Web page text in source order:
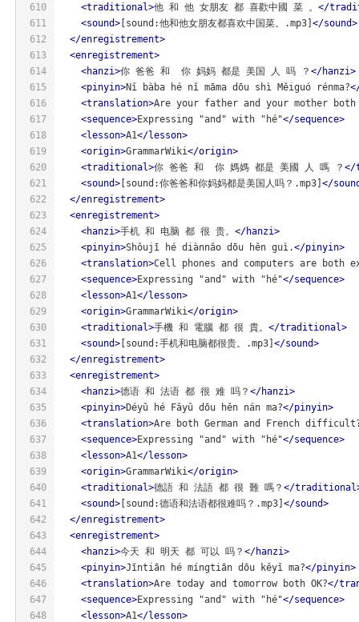
610
611
612
613
614
615
616
617
618
619
620
621
622
623
624
625
626
627
628
629
630
631
632
633
634
635
636
637
638
639
640
641
642
643
644
645
646
647
648
<traditional>他 和 他 女朋友 都 喜歡中國 菜 。 </
<sound> [sound:他和他女朋友都喜欢中国菜。.mp3] </sound>
</enregistrement>
<enregistrement>
<hanzi>你 爸爸 和  你 妈妈 都是 美国 人 吗 ？ </hanzi>
<pinyin>Nǐ bàba hé nǐ māma dōu shì Měiguó rénma?
<translation>Are your father and your mother both
<sequence>Expressing "and" with "hé"</sequence>
<lesson>A1</lesson>
<origin>GrammarWiki</origin>
<traditional>你 爸爸 和  你 媽媽 都是 美國 人 嗎 ？ </
<sound> [sound:你爸爸和你妈妈都是美国人吗？.mp3] </
</enregistrement>
<enregistrement>
<hanzi>手机 和 电脑 都 很 贵。 </hanzi>
<pinyin>Shǒujī hé diànnǎo dōu hěn guì.</pinyin>
<translation>Cell phones and computers are both
<sequence>Expressing "and" with "hé"</sequence>
<lesson>A1</lesson>
<origin>GrammarWiki</origin>
<traditional>手機 和 電腦 都 很 貴。 </traditional>
<sound> [sound:手机和电脑都很贵。.mp3] </sound>
</enregistrement>
<enregistrement>
<hanzi>德语 和 法语 都 很 难 吗？ </hanzi>
<pinyin>Déyǔ hé Fǎyǔ dōu hěn nán ma?</pinyin>
<translation>Are both German and French
<sequence>Expressing "and" with "hé"</sequence>
<lesson>A1</lesson>
<origin>GrammarWiki</origin>
<traditional>德語 和 法語 都 很 難 嗎？ </traditional
<sound> [sound:德语和法语都很难吗？.mp3] </sound>
</enregistrement>
<enregistrement>
<hanzi>今天 和 明天 都 可以 吗？ </hanzi>
<pinyin>Jīntiān hé míngtiān dōu kěyǐ ma?</pinyin>
<translation>Are today and tomorrow both OK?</
<sequence>Expressing "and" with "hé"</sequence>
<lesson>A1</lesson>